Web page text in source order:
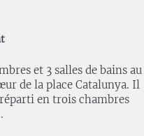
et 3 salles de bains au
de la place Catalunya. Il
en trois chambres